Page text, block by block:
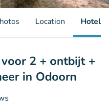
Location Hotel
2 + ontbijt +
in Odoorn